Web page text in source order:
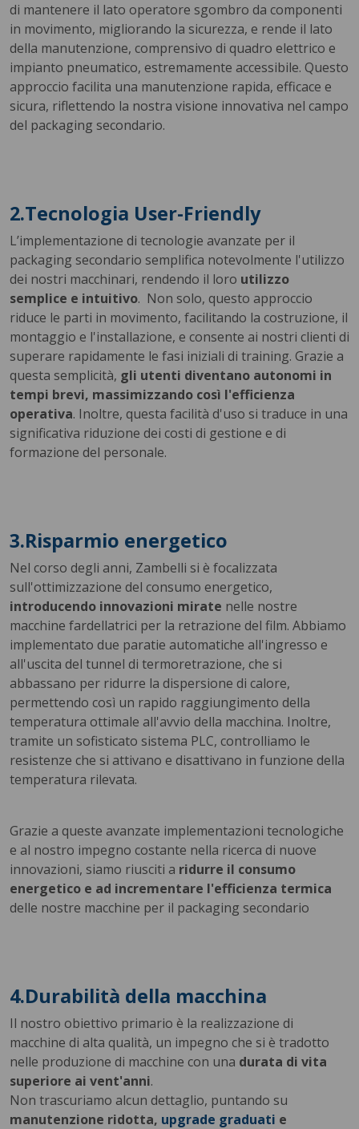
di mantenere il lato operatore sgombro da componenti
in movimento, migliorando la sicurezza, e rende il lato
della manutenzione, comprensivo di quadro elettrico e
impianto pneumatico, estremamente accessibile. Questo
approccio facilita una manutenzione rapida, efficace e
sicura, riflettendo la nostra visione innovativa nel campo
del packaging secondario.
2.Tecnologia User-Friendly
L’implementazione di tecnologie avanzate per il
packaging secondario semplifica notevolmente l'utilizzo
dei nostri macchinari, rendendo il loro utilizzo
semplice e intuitivo. Non solo, questo approccio
riduce le parti in movimento, facilitando la costruzione, il
montaggio e l'installazione, e consente ai nostri clienti di
superare rapidamente le fasi iniziali di training. Grazie a
questa semplicità, gli utenti diventano autonomi in
tempi brevi, massimizzando così l'efficienza
operativa. Inoltre, questa facilità d'uso si traduce in una
significativa riduzione dei costi di gestione e di
formazione del personale.
3.Risparmio energetico
Nel corso degli anni, Zambelli si è focalizzata
sull'ottimizzazione del consumo energetico,
introducendo innovazioni mirate nelle nostre
macchine fardellatrici per la retrazione del film. Abbiamo
implementato due paratie automatiche all'ingresso e
all'uscita del tunnel di termoretrazione, che si
abbassano per ridurre la dispersione di calore,
permettendo così un rapido raggiungimento della
temperatura ottimale all'avvio della macchina. Inoltre,
tramite un sofisticato sistema PLC, controlliamo le
resistenze che si attivano e disattivano in funzione della
temperatura rilevata.
Grazie a queste avanzate implementazioni tecnologiche
e al nostro impegno costante nella ricerca di nuove
innovazioni, siamo riusciti a ridurre il consumo
energetico e ad incrementare l'efficienza termica
delle nostre macchine per il packaging secondario
4.Durabilità della macchina
Il nostro obiettivo primario è la realizzazione di
macchine di alta qualità, un impegno che si è tradotto
nelle produzione di macchine con una durata di vita
superiore ai vent'anni.
Non trascuriamo alcun dettaglio, puntando su
manutenzione ridotta, upgrade graduati e